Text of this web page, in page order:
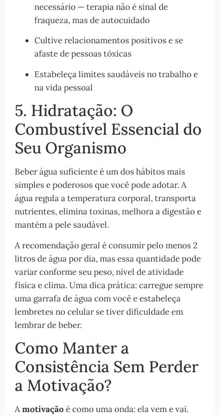
necessário — terapia não é sinal de
fraqueza, mas de autocuidado
Cultive relacionamentos positivos e se
afaste de pessoas tóxicas
Estabeleça limites saudáveis no trabalho e
na vida pessoal
5. Hidratação: O
Combustível Essencial do
Seu Organismo
Beber água suficiente é um dos hábitos mais
simples e poderosos que você pode adotar. A
água regula a temperatura corporal, transporta
nutrientes, elimina toxinas, melhora a digestão e
mantém a pele saudável.
A recomendação geral é consumir pelo menos 2
litros de água por dia, mas essa quantidade pode
variar conforme seu peso, nível de atividade
física e clima. Uma dica prática: carregue sempre
uma garrafa de água com você e estabeleça
lembretes no celular se tiver dificuldade em
lembrar de beber.
Como Manter a
Consistência Sem Perder
a Motivação?
Amotivação é como uma onda: ela vem e vai.